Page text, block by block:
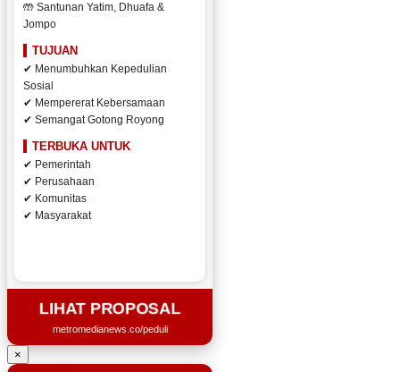
🤲 Santunan Yatim, Dhuafa &
Jompo
TUJUAN
✔ Menumbuhkan Kepedulian
Sosial
✔ Mempererat Kebersamaan
✔ Semangat Gotong Royong
TERBUKA UNTUK
✔ Pemerintah
✔ Perusahaan
✔ Komunitas
✔ Masyarakat
LIHAT PROPOSAL
metromedianews.co/peduli
×